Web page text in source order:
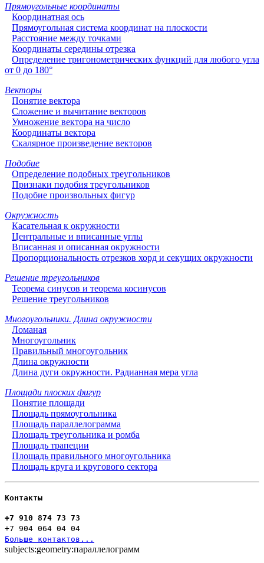
Прямоугольные координаты
Координатная ось
Прямоугольная система координат на плоскости
Расстояние между точками
Координаты середины отрезка
Определение тригонометрических функций для любого угла
от 0 до 180°
Векторы
Понятие вектора
Сложение и вычитание векторов
Умножение вектора на число
Координаты вектора
Скалярное произведение векторов
Подобие
Определение подобных треугольников
Признаки подобия треугольников
Подобие произвольных фигур
Окружность
Касательная к окружности
Центральные и вписанные углы
Вписанная и описанная окружности
Пропорциональность отрезков хорд и секущих окружности
Решение треугольников
Теорема синусов и теорема косинусов
Решение треугольников
Многоугольники. Длина окружности
Ломаная
Многоугольник
Правильный многоугольник
Длина окружности
Длина дуги окружности. Радианная мера угла
Площади плоских фигур
Понятие площади
Площадь прямоугольника
Площадь параллелограмма
Площадь треугольника и ромба
Площадь трапеции
Площадь правильного многоугольника
Площадь круга и кругового сектора
Контакты
+7 910 874 73 73
+7 904 064 04 04
Больше контактов...
subjects:geometry:параллелограмм